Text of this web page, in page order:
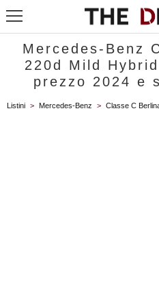
Mercedes-Benz
220d Mild
prezzo 2024 e
Listini > Mercedes-Benz > Classe C